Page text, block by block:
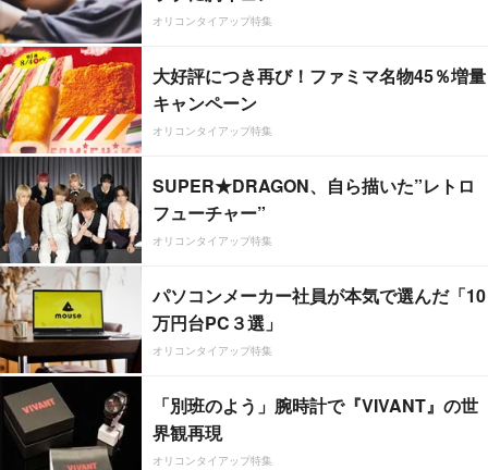
オリコンタイアップ特集
大好評につき再び！ファミマ名物45％増量
キャンペーン
オリコンタイアップ特集
SUPER★DRAGON、自ら描いた”レトロ
フューチャー”
オリコンタイアップ特集
パソコンメーカー社員が本気で選んだ「10
万円台PC３選」
オリコンタイアップ特集
「別班のよう」腕時計で『VIVANT』の世
界観再現
オリコンタイアップ特集